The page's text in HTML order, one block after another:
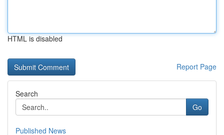
HTML is disabled
Report Page
Search
Go
Published News